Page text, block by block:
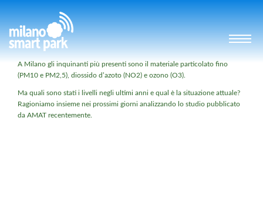
A Milano gli inquinanti più presenti sono il materiale particolato fino
(PM10 e PM2,5), diossido d’azoto (NO2) e ozono (O3).
Ma quali sono stati i livelli negli ultimi anni e qual è la situazione attuale?
Ragioniamo insieme nei prossimi giorni analizzando lo studio pubblicato
da AMAT recentemente.